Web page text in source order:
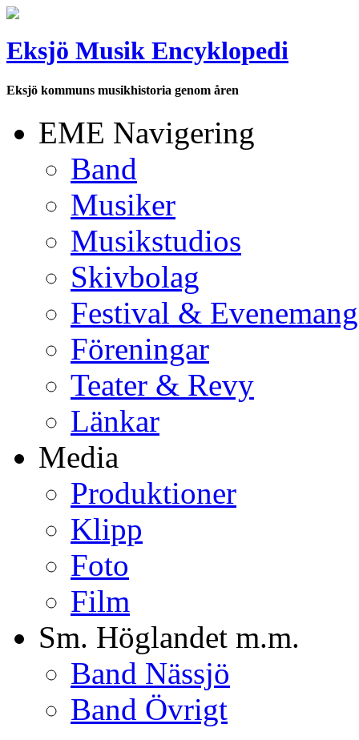
Eksjö Musik Encyklopedi
Eksjö kommuns musikhistoria genom åren
EME Navigering
Band
Musiker
Musikstudios
Skivbolag
Festival & Evenemang
Föreningar
Teater & Revy
Länkar
Media
Produktioner
Klipp
Foto
Film
Sm. Höglandet m.m.
Band Nässjö
Band Övrigt